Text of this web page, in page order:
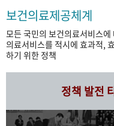
보건의료제공체계
모든 국민의 보건의료서비스
의료서비스를 적시에 효과적,
하기 위한 정책
정책 발전